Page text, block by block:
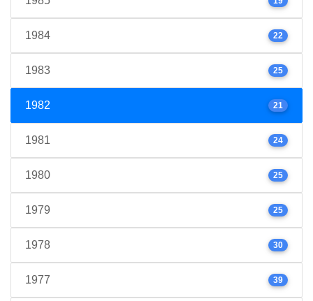
1984 22
1983 25
1982 21
1981 24
1980 25
1979 25
1978 30
1977 39